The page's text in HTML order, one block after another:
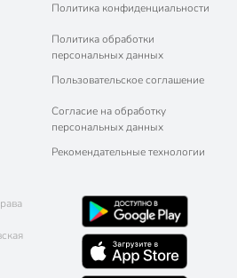
Политика конфиденциальности
Политика обработки
персональных данных
Пользовательское соглашение
Согласие на обработку
персональных данных
Рекомендательные технологии